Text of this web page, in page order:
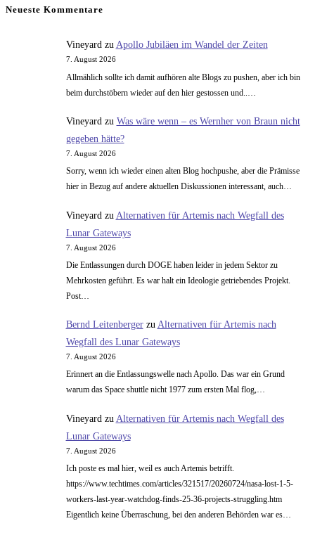
ein
Neueste Kommentare
Vineyardzu Apollo Jubiläen im Wandel der Zeiten
7. August 2026
Allmählich sollte ich damit aufhören alte Blogs zu pushen, aber ich bin
beim durchstöbern wieder auf den hier gestossen und..…
Vineyard zu Was wäre wenn – es Wernher von Braun nicht
gegeben hätte?
7. August 2026
Sorry, wenn ich wieder einen alten Blog hochpushe, aber die Prämisse
hier in Bezug auf andere aktuellen Diskussionen interessant, auch…
Vineyard zu Alternativen für Artemis nach Wegfall des
Lunar Gateways
7. August 2026
Die Entlassungen durch DOGE haben leider in jedem Sektor zu
Mehrkosten geführt. Es war halt ein Ideologie getriebendes Projekt.
Post…
Bernd Leitenbergerzu Alternativen für Artemis nach
Wegfall des Lunar Gateways
7. August 2026
Erinnert an die Entlassungswelle nach Apollo. Das war ein Grund
warum das Space shuttle nicht 1977 zum ersten Mal flog,…
Vineyard zu Alternativen für Artemis nach Wegfall des
Lunar Gateways
7. August 2026
Ich poste es mal hier, weil es auch Artemis betrifft.
https://www.techtimes.com/articles/321517/20260724/nasa-lost-1-5-
workers-last-year-watchdog-finds-25-36-projects-struggling.htm
Eigentlich keine Überraschung, bei den anderen Behörden war es…